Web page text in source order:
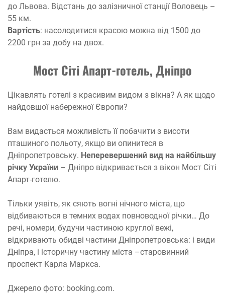
до Львова. Відстань до залізничної станції Воловець –
55 км.
Вартість: насолодитися красою можна від 1500 до
2200 грн за добу на двох.
Мост Сіті Апарт-готель, Дніпро
Цікавлять готелі з красивим видом з вікна? А як щодо
найдовшої набережної Європи?
Вам видасться можливість її побачити з висоти
пташиного польоту, якщо ви опинитеся в
Дніпропетровську. Неперевершений вид на найбільшу
річку України – Дніпро відкривається з вікон Мост Сіті
Апарт-готелю.
Тільки уявіть, як сяють вогні нічного міста, що
відбиваються в темних водах повноводної річки… До
речі, номери, будучи частиною круглої вежі,
відкривають обидві частини Дніпропетровська: і види
Дніпра, і історичну частину міста –старовинний
проспект Карла Маркса.
Джерело фото: booking.com.